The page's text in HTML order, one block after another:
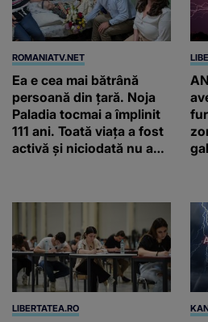
ROMANIATV.NET
Ea e cea mai bătrână
persoană din țară. Noja
Paladia tocmai a împlinit
111 ani. Toată viața a fost
activă și niciodată nu a
va vrea Dumnezeu, ne
LIBERTATEA.RO